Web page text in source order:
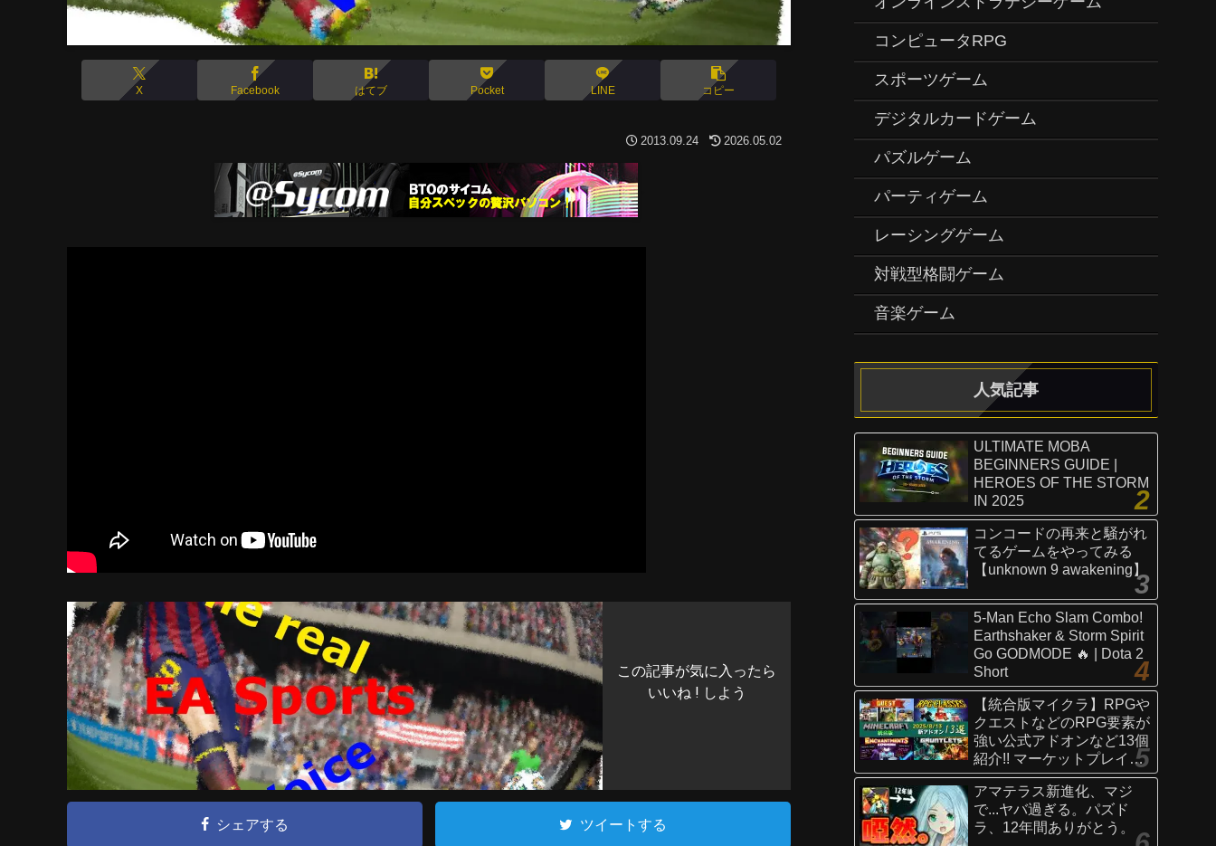
X Facebook はてブ Pocket LINE コピー
2013.09.24 2026.05.02
この記事が気に入ったら
いいね ! しよう
シェアする ツイートする
コンピュータRPG
スポーツゲーム
デジタルカードゲーム
パズルゲーム
パーティゲーム
レーシングゲーム
対戦型格闘ゲーム
音楽ゲーム
人気記事
ULTIMATE MOBA
BEGINNERS GUIDE |
HEROES OF THE STORM
IN 2025
コンコードの再来と騒がれ
てるゲームをやってみる
【unknown 9 awakening】
5-Man Echo Slam Combo!
Earthshaker & Storm Spirit
Go GODMODE 🔥 | Dota 2
Short
【統合版マイクラ】RPGや
クエストなどのRPG要素が
強い公式アドオンなど13個
紹介!! マーケットプレイス
情報
【Switch/Win10/PE/PS/Xb
ox】
アマテラス新進化、マジ
で...ヤバ過ぎる。パズド
ラ、12年間ありがとう。